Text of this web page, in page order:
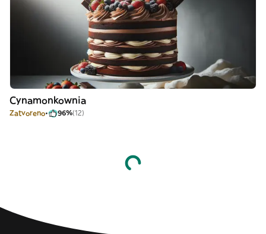
Cynamonkownia
Zatvoreno 96%(12)